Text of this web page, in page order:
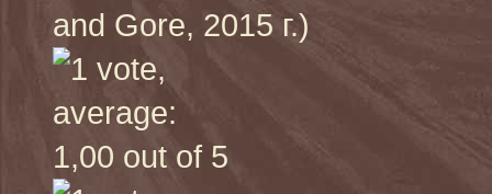
and Gore, 2015 г.)